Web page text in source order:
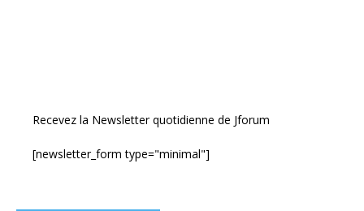
Recevez la Newsletter quotidienne de Jforum
[newsletter_form type="minimal"]